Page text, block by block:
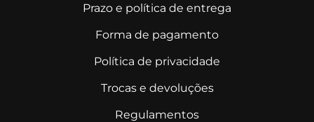
Prazo e política de entrega
Forma de pagamento
Política de privacidade
Trocas e devoluções
Regulamentos